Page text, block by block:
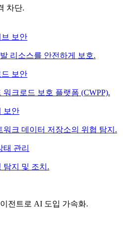
차단.
보안
리소스를 안전하게 보호.
보안
워크로드 보호 플랫폼 (CWPP).
보안
워크 데이터 저장소의 위협 탐지.
태 관리
탐지 및 조치.
전트로 AI 도입 가속화.